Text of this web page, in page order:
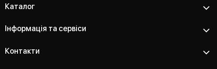
Каталог
Інформація та сервіси
Контакти